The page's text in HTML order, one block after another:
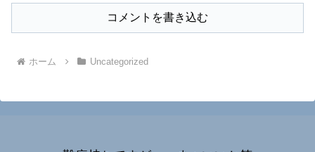
コメントを書き込む
ホーム Uncategorized